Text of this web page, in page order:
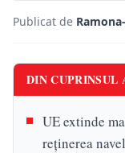
Publicat de
DIN CUPRINSUL
UE extinde
reținerea